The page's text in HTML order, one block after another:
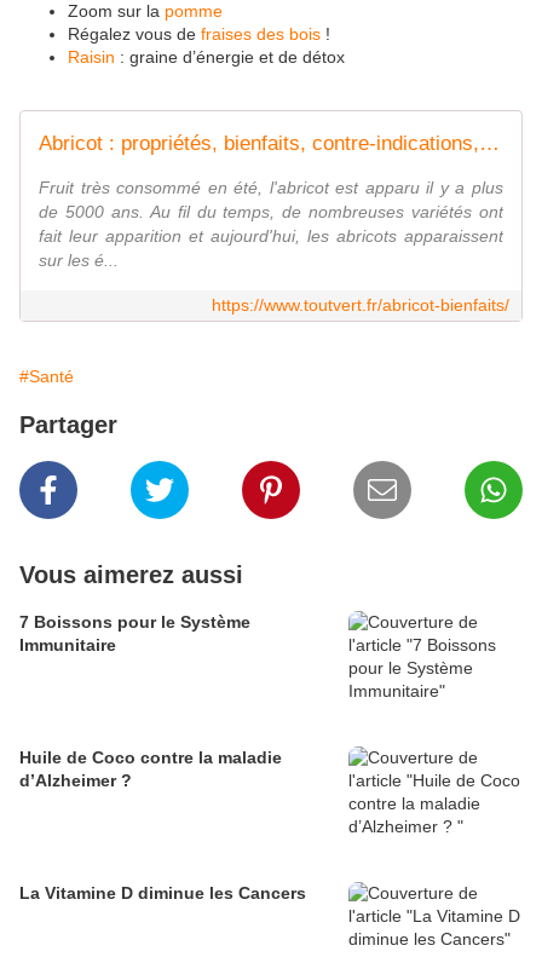
Zoom sur la pomme
Régalez vous de fraises des bois !
Raisin : graine d’énergie et de détox
Abricot : propriétés, bienfaits, contre-indications, variétés et recettes
Fruit très consommé en été, l'abricot est apparu il y a plus
de 5000 ans. Au fil du temps, de nombreuses variétés ont
fait leur apparition et aujourd'hui, les abricots apparaissent
sur les é...
https://www.toutvert.fr/abricot-bienfaits/
#Santé
Partager
Vous aimerez aussi
7 Boissons pour le Système
Immunitaire
Huile de Coco contre la maladie
d’Alzheimer ?
La Vitamine D diminue les Cancers